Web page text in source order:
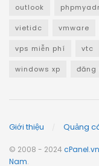
outlook
vietidc vmware
vps miễn phí vtc
windows xp đăng
Giới thiệu Quảng
© 2008 - 2024 cPanel.vn
Nam.